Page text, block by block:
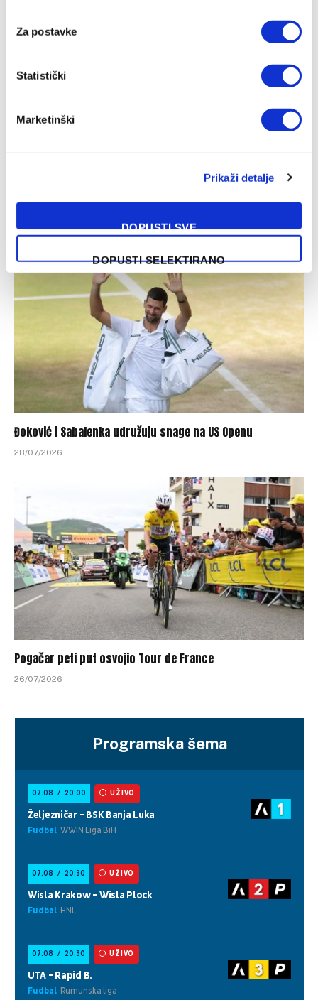
Za postavke
Statistički
Marketinški
Prikaži detalje
DOPUSTI SVE
DOPUSTI SELEKTIRANO
Muzaferija: Ovo su vijesti za koje sam se nadala da ih neću
morati objaviti
03/08/2026
Đoković i Sabalenka udružuju snage na US Openu
28/07/2026
Pogačar peti put osvojio Tour de France
26/07/2026
Programska šema